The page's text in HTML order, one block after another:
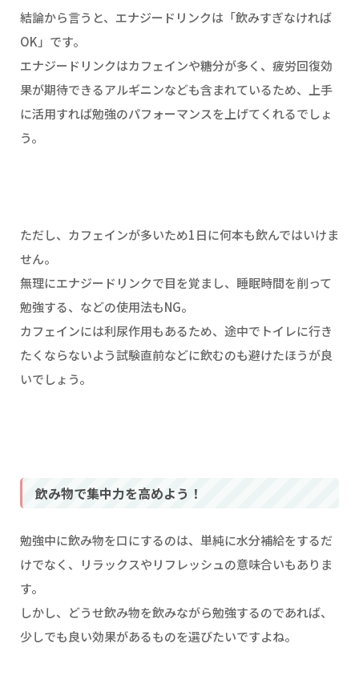
結論から言うと、エナジードリンクは「飲みすぎなければ
OK」です。
エナジードリンクはカフェインや糖分が多く、疲労回復効
果が期待できるアルギニンなども含まれているため、上手
に活用すれば勉強のパフォーマンスを上げてくれるでしょ
う。
ただし、カフェインが多いため1日に何本も飲んではいけま
せん。
無理にエナジードリンクで目を覚まし、睡眠時間を削って
勉強する、などの使用法もNG。
カフェインには利尿作用もあるため、途中でトイレに行き
たくならないよう試験直前などに飲むのも避けたほうが良
いでしょう。
飲み物で集中力を高めよう！
勉強中に飲み物を口にするのは、単純に水分補給をするだ
けでなく、リラックスやリフレッシュの意味合いもありま
す。
しかし、どうせ飲み物を飲みながら勉強するのであれば、
少しでも良い効果があるものを選びたいですよね。